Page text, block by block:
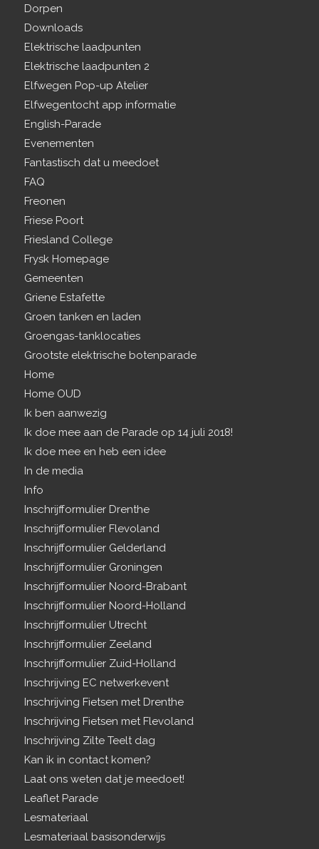
Dorpen
Downloads
Elektrische laadpunten
Elektrische laadpunten 2
Elfwegen Pop-up Atelier
Elfwegentocht app informatie
English-Parade
Evenementen
Fantastisch dat u meedoet
FAQ
Freonen
Friese Poort
Friesland College
Frysk Homepage
Gemeenten
Griene Estafette
Groen tanken en laden
Groengas-tanklocaties
Grootste elektrische botenparade
Home
Home OUD
Ik ben aanwezig
Ik doe mee aan de Parade op 14 juli 2018!
Ik doe mee en heb een idee
In de media
Info
Inschrijfformulier Drenthe
Inschrijfformulier Flevoland
Inschrijfformulier Gelderland
Inschrijfformulier Groningen
Inschrijfformulier Noord-Brabant
Inschrijfformulier Noord-Holland
Inschrijfformulier Utrecht
Inschrijfformulier Zeeland
Inschrijfformulier Zuid-Holland
Inschrijving EC netwerkevent
Inschrijving Fietsen met Drenthe
Inschrijving Fietsen met Flevoland
Inschrijving Zilte Teelt dag
Kan ik in contact komen?
Laat ons weten dat je meedoet!
Leaflet Parade
Lesmateriaal
Lesmateriaal basisonderwijs